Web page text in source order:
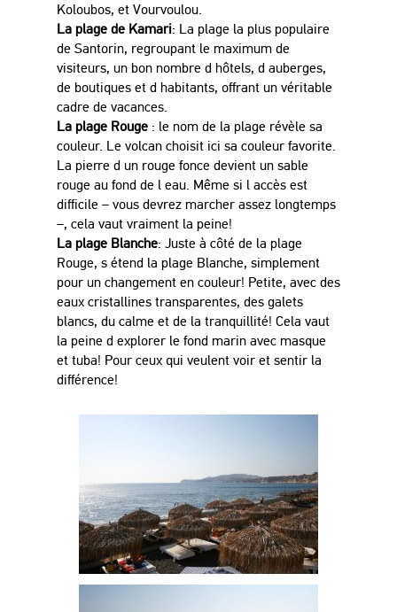
Koloubos, et Vourvoulou.
La plage de Kamari: La plage la plus populaire
de Santorin, regroupant le maximum de
visiteurs, un bon nombre d hôtels, d auberges,
de boutiques et d habitants, offrant un véritable
cadre de vacances.
La plage Rouge : le nom de la plage révèle sa
couleur. Le volcan choisit ici sa couleur favorite.
La pierre d un rouge fonce devient un sable
rouge au fond de l eau. Même si l accès est
difficile – vous devrez marcher assez longtemps
–, cela vaut vraiment la peine!
La plage Blanche: Juste à côté de la plage
Rouge, s étend la plage Blanche, simplement
pour un changement en couleur! Petite, avec des
eaux cristallines transparentes, des galets
blancs, du calme et de la tranquillité! Cela vaut
la peine d explorer le fond marin avec masque
et tuba! Pour ceux qui veulent voir et sentir la
différence!